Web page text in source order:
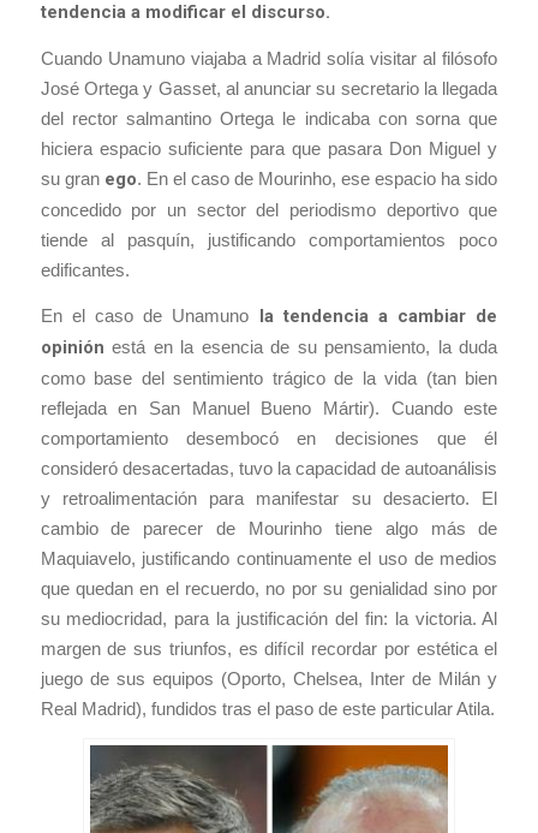
tendencia a modificar el discurso.
Cuando Unamuno viajaba a Madrid solía visitar al filósofo
José Ortega y Gasset, al anunciar su secretario la llegada
del rector salmantino Ortega le indicaba con sorna que
hiciera espacio suficiente para que pasara Don Miguel y
su gran ego. En el caso de Mourinho, ese espacio ha sido
concedido por un sector del periodismo deportivo que
tiende al pasquín, justificando comportamientos poco
edificantes.
En el caso de Unamuno la tendencia a cambiar de
opinión está en la esencia de su pensamiento, la duda
como base del sentimiento trágico de la vida (tan bien
reflejada en San Manuel Bueno Mártir). Cuando este
comportamiento desembocó en decisiones que él
consideró desacertadas, tuvo la capacidad de autoanálisis
y retroalimentación para manifestar su desacierto. El
cambio de parecer de Mourinho tiene algo más de
Maquiavelo, justificando continuamente el uso de medios
que quedan en el recuerdo, no por su genialidad sino por
su mediocridad, para la justificación del fin: la victoria. Al
margen de sus triunfos, es difícil recordar por estética el
juego de sus equipos (Oporto, Chelsea, Inter de Milán y
Real Madrid), fundidos tras el paso de este particular Atila.